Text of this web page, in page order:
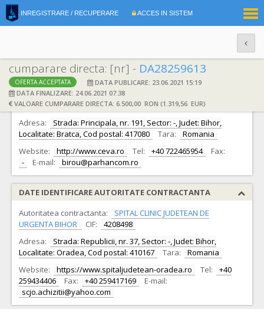
INREGISTRARE / RECUPERARE ACCES IN SISTEM
cumparare directa: [nr] - DA28259613
OFERTA ACCEPTATA
DATA PUBLICARE: 23.06.2021 15:19
DATA FINALIZARE: 24.06.2021 07:38
VALOARE CUMPARARE DIRECTA: 6.500,00 RON (1.319,56 EUR)
DATE IDENTIFICARE OFERTANT
Ofertant: S.C. PARHAN COM S.R.L. CIF: 4491776
Adresa:
Strada: Principala, nr. 191, Sector: -, Judet: Bihor,
Localitate: Bratca, Cod postal: 417080
Tara:
Romania
Website:
http://www.ceva.ro Tel: +40 722465954
Fax:
-
E-mail: birou@parhancom.ro
DATE IDENTIFICARE AUTORITATE CONTRACTANTA
Autoritatea contractanta:
SPITAL CLINIC JUDETEAN DE
URGENTA BIHOR
CIF:
4208498
Adresa:
Strada: Republicii, nr. 37, Sector: -, Judet: Bihor,
Localitate: Oradea, Cod postal: 410167
Tara:
Romania
Website:
https://www.spitaljudetean-oradea.ro Tel:
+40
259434406
Fax: +40 259417169
E-mail:
scjo.achizitii@yahoo.com